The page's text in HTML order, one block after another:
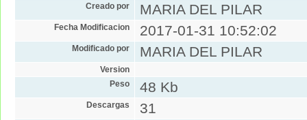
Creado por MARIA DEL PILAR
Fecha Modificacion 2017-01-31 10:52:02
Modificado por MARIA DEL PILAR
Version
Peso
48 Kb
Descargas 31